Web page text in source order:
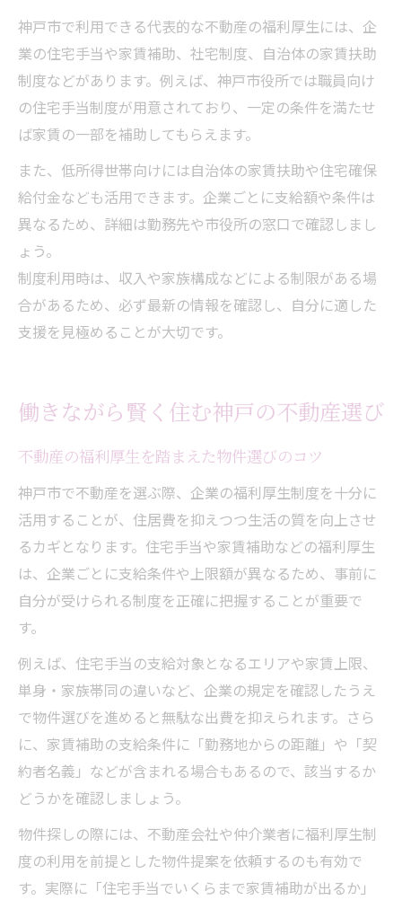
神戸市で利用できる代表的な不動産の福利厚生には、企
業の住宅手当や家賃補助、社宅制度、自治体の家賃扶助
制度などがあります。例えば、神戸市役所では職員向け
の住宅手当制度が用意されており、一定の条件を満たせ
ば家賃の一部を補助してもらえます。
また、低所得世帯向けには自治体の家賃扶助や住宅確保
給付金なども活用できます。企業ごとに支給額や条件は
異なるため、詳細は勤務先や市役所の窓口で確認しまし
ょう。
制度利用時は、収入や家族構成などによる制限がある場
合があるため、必ず最新の情報を確認し、自分に適した
支援を見極めることが大切です。
働きながら賢く住む神戸の不動産選び
不動産の福利厚生を踏まえた物件選びのコツ
神戸市で不動産を選ぶ際、企業の福利厚生制度を十分に
活用することが、住居費を抑えつつ生活の質を向上させ
るカギとなります。住宅手当や家賃補助などの福利厚生
は、企業ごとに支給条件や上限額が異なるため、事前に
自分が受けられる制度を正確に把握することが重要で
す。
例えば、住宅手当の支給対象となるエリアや家賃上限、
単身・家族帯同の違いなど、企業の規定を確認したうえ
で物件選びを進めると無駄な出費を抑えられます。さら
に、家賃補助の支給条件に「勤務地からの距離」や「契
約者名義」などが含まれる場合もあるので、該当するか
どうかを確認しましょう。
物件探しの際には、不動産会社や仲介業者に福利厚生制
度の利用を前提とした物件提案を依頼するのも有効で
す。実際に「住宅手当でいくらまで家賃補助が出るか」